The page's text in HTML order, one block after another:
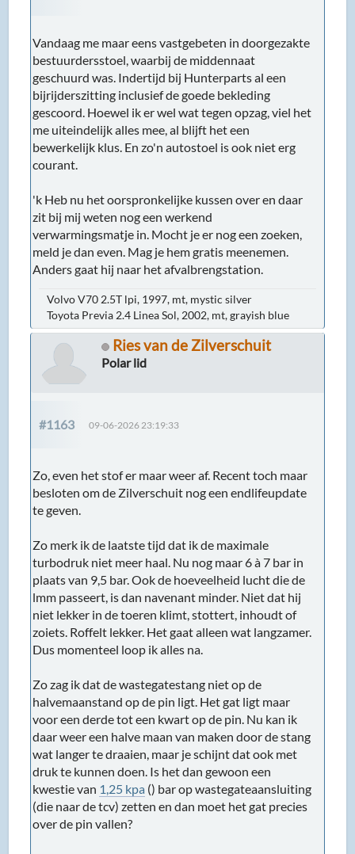
Vandaag me maar eens vastgebeten in doorgezakte
bestuurdersstoel, waarbij de middennaat
geschuurd was. Indertijd bij Hunterparts al een
bijrijderszitting inclusief de goede bekleding
gescoord. Hoewel ik er wel wat tegen opzag, viel het
me uiteindelijk alles mee, al blijft het een
bewerkelijk klus. En zo'n autostoel is ook niet erg
courant.
'k Heb nu het oorspronkelijke kussen over en daar
zit bij mij weten nog een werkend
verwarmingsmatje in. Mocht je er nog een zoeken,
meld je dan even. Mag je hem gratis meenemen.
Anders gaat hij naar het afvalbrengstation.
Volvo V70 2.5T lpi, 1997, mt, mystic silver
Toyota Previa 2.4 Linea Sol, 2002, mt, grayish blue
Ries van de Zilverschuit
Polar lid
#1163 09-06-2026 23:19:33
Zo, even het stof er maar weer af. Recent toch maar
besloten om de Zilverschuit nog een endlifeupdate
te geven.
Zo merk ik de laatste tijd dat ik de maximale
turbodruk niet meer haal. Nu nog maar 6 à 7 bar in
plaats van 9,5 bar. Ook de hoeveelheid lucht die de
lmm passeert, is dan navenant minder. Niet dat hij
niet lekker in de toeren klimt, stottert, inhoudt of
zoiets. Roffelt lekker. Het gaat alleen wat langzamer.
Dus momenteel loop ik alles na.
Zo zag ik dat de wastegatestang niet op de
halvemaanstand op de pin ligt. Het gat ligt maar
voor een derde tot een kwart op de pin. Nu kan ik
daar weer een halve maan van maken door de stang
wat langer te draaien, maar je schijnt dat ook met
druk te kunnen doen. Is het dan gewoon een
kwestie van 1,25 kpa () bar op wastegateaansluiting
(die naar de tcv) zetten en dan moet het gat precies
over de pin vallen?